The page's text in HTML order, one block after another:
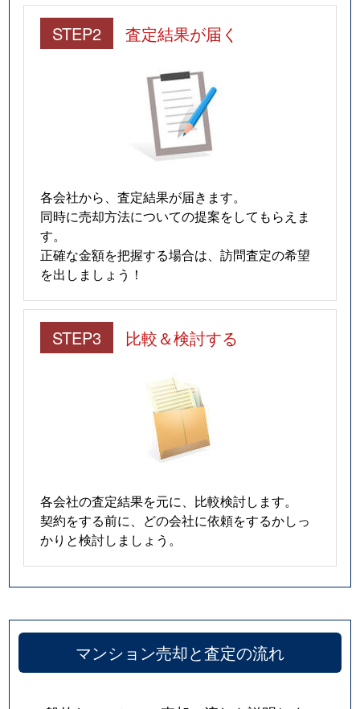
STEP2 査定結果が届く
各会社から、査定結果が届きます。
同時に売却方法についての提案をしてもらえま
す。
正確な金額を把握する場合は、訪問査定の希望
を出しましょう！
STEP3 比較＆検討する
各会社の査定結果を元に、比較検討します。
契約をする前に、どの会社に依頼をするかしっ
かりと検討しましょう。
マンション売却と査定の流れ